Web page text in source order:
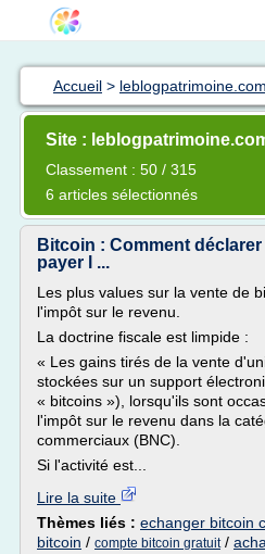
Accueil > leblogpatrimoine.com
Site :
Classement : 50 / 315
6 articles sélectionnés
Bitcoin : Comment
payer l ...
Les plus values sur la vente de
l'impôt sur le revenu.
La doctrine fiscale est limpide :
« Les gains tirés de la vente
stockées sur un support
« bitcoins »), lorsqu'ils sont
l'impôt sur le revenu dans la
commerciaux (BNC).
Si l'activité est...
Lire la suite
Thèmes liés : echanger bitcoin
bitcoin / compte bitcoin gratuit/